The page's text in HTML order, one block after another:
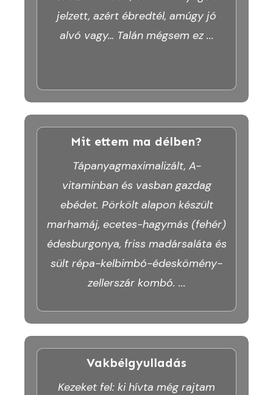
jelzett, azért ébredtél, amúgy jó
alvó vagy… Talán mégsem ez...
Mit ettem ma délben?
Tápanyagmaximalizált, A-
vitaminban és vasban gazdag
ebédet. Pörkölt alapon készült
marhamáj, ecetes-hagymás (fehér)
édesburgonya, friss madársaláta és
sült répa-kelbimbó-édeskömény-
zellerszár kombó. ...
Vakbélgyulladás
Kezeket fel: ki hívta még rajtam